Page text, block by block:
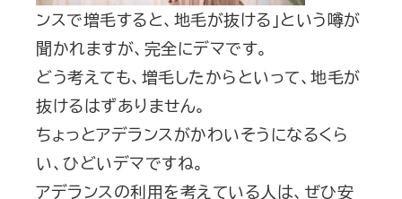
ンスで増毛すると、地毛が抜ける」という噂が
聞かれますが、完全にデマです。
どう考えても、増毛したからといって、地毛が
抜けるはずありません。
ちょっとアデランスがかわいそうになるくら
い、ひどいデマですね。
アデランスの利用を考えている人は、ぜひ安